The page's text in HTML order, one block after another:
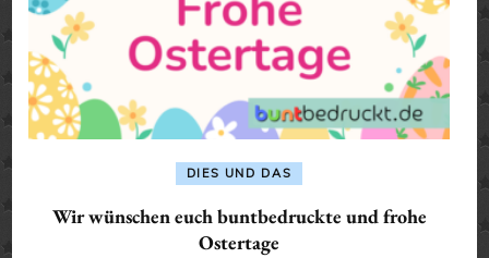
DIES UND DAS
Wir wünschen euch buntbedruckte und frohe
Ostertage